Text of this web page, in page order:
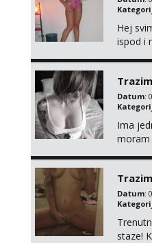
Hej
ispod i
Datum:
Ima
moram
Datum:
staze!